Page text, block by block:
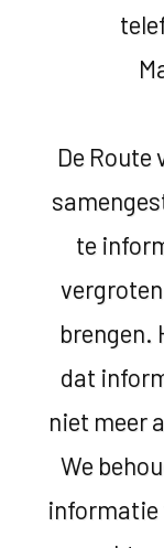
De Route
te
brengen.
dat
niet meer
We
informatie